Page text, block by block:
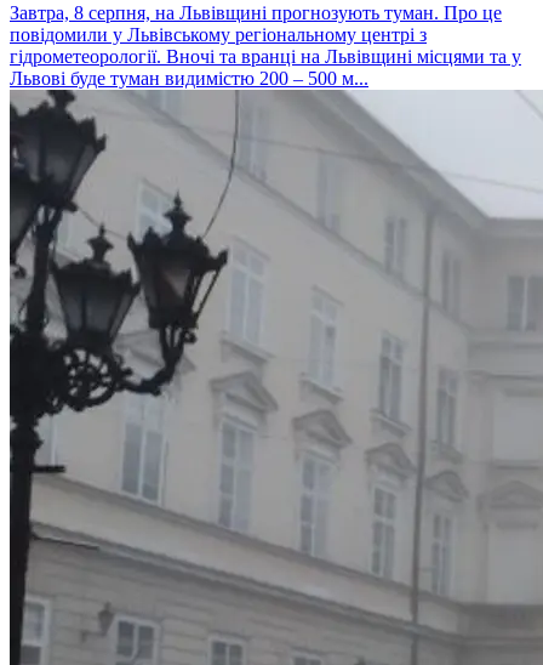
Завтра, 8 серпня, на Львівщині прогнозують туман. Про це
повідомили у Львівському регіональному центрі з
гідрометеорології. Вночі та вранці на Львівщині місцями та у
Львові буде туман видимістю 200 – 500 м...